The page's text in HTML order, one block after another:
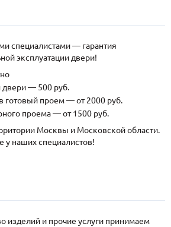
специалистами — гарантия
эксплуатации двери!
двери — 500 руб.
готовый проем — от 2000 руб.
проема — от 1500 руб.
Москвы и Московской области.
у наших специалистов!
изделий и прочие услуги принимаем